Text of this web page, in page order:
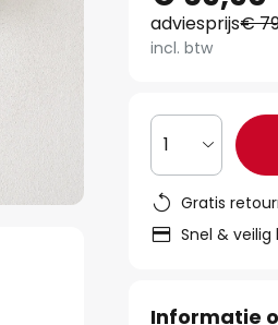
adviesprijs€
incl. btw
1
Gratis
Snel &
Informatie